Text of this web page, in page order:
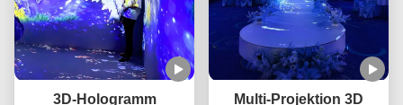
3D-Hologramm
Multi-Projektion 3D